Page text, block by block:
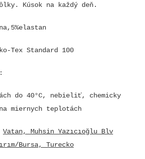
Kúsok na každý deň.
Tex Standard 100
:
do 40°C, nebieliť, chemicky
miernych teplotách
Vatan, Muhsin Yazıcıoğlu Blv
Bursa, Turecko